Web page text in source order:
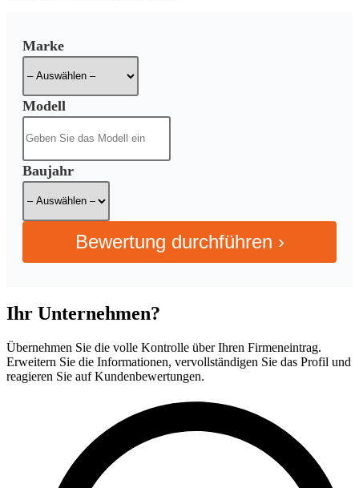
Marke
Modell
Baujahr
Bewertung durchführen ›
Ihr Unternehmen?
Übernehmen Sie die volle Kontrolle über Ihren Firmeneintrag.
Erweitern Sie die Informationen, vervollständigen Sie das Profil und
reagieren Sie auf Kundenbewertungen.